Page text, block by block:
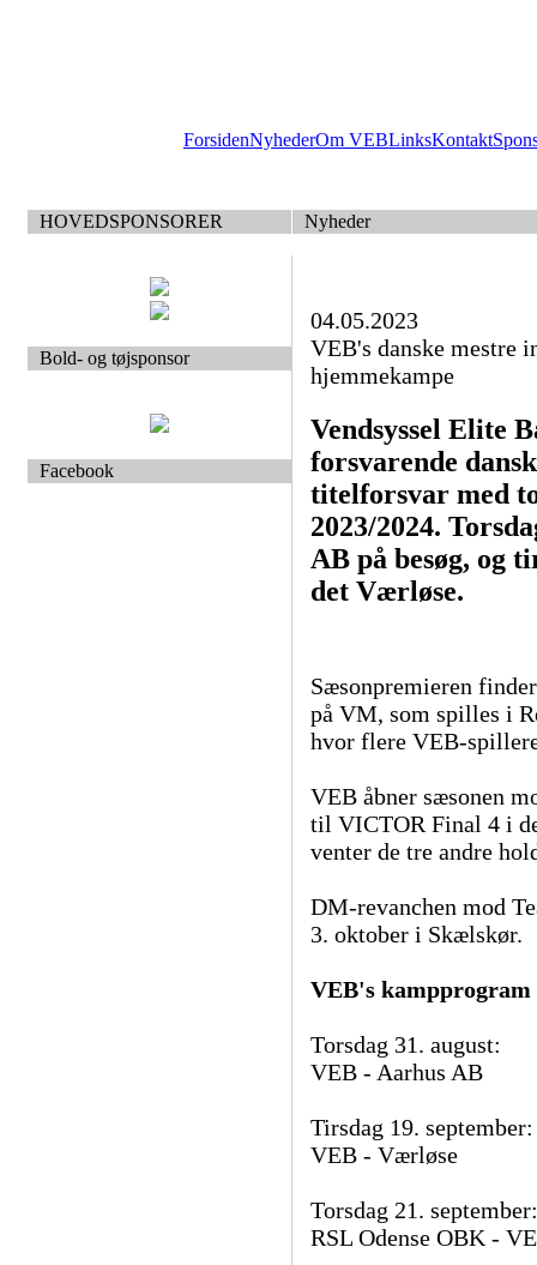
ForsidenNyhederOm VEBLinksKontakt
HOVEDSPONSORER Nyheder
Bold- og tøjsponsor
Facebook
04.05.2023
VEB's danske mestre
hjemmekampe
Vendsyssel Elite
forsvarende
titelforsvar med
2023/2024.
AB på besøg, og
det Værløse.
Sæsonpremieren
på VM, som spilles i
hvor flere VEB-
VEB åbner sæsonen
til VICTOR Final 4 i
venter de tre andre
DM-revanchen mod
3. oktober i Skælskør.
VEB's kampprogram
Torsdag 31. august:
VEB - Aarhus AB
Tirsdag 19. september:
VEB - Værløse
Torsdag 21. september:
RSL Odense OBK -